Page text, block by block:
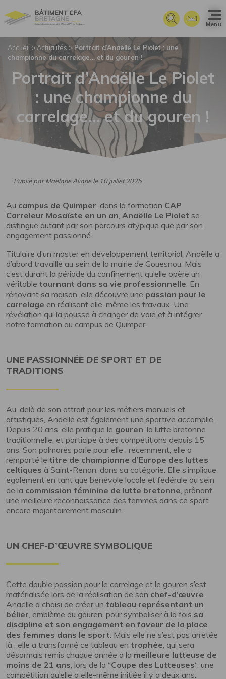
Menu
Accueil >Actualités> Portrait d’Anaëlle Le Piolet : une
championne du carrelage… et du gouren !
Portrait d’Anaëlle Le Piolet
: une championne du
carrelage… et du gouren !
Publié par Maëlane Aliane le 10 juillet 2025
Au campus de Quimper, dans la formation CAP
Carreleur Mosaïste en un an, Anaëlle Le Piolet se
distingue autant par son parcours atypique que par son
engagement passionné.
Titulaire d’un master en développement territorial, Anaëlle a
d’abord travaillé au sein de la mairie de Gouesnou. Mais
c’est durant la période du confinement qu’elle opère un
véritable tournant dans sa vie professionnelle. En
rénovant sa maison, elle découvre une passion pour le
carrelage en réalisant elle-même les travaux. Une
révélation qui la pousse à changer de voie et à intégrer
notre formation au campus de Quimper.
UNE PASSIONNÉE DE SPORT ET DE
TRADITIONS
Au-delà de son attrait pour les métiers manuels et
artistiques, Anaëlle est également une sportive accomplie.
Depuis 20 ans, elle pratique le gouren, la lutte bretonne
traditionnelle, et participe à des compétitions depuis 15
ans. Son palmarès parle pour elle : récemment, elle a
remporté le titre de championne d’Europe des luttes
celtiques à Saint-Renan, dans sa catégorie. Elle s’implique
également en tant que bénévole locale et fédérale au sein
de la commission féminine de lutte bretonne, prônant
une meilleure reconnaissance des femmes dans ce sport
encore majoritairement masculin.
UN CHEF-D’ŒUVRE SYMBOLIQUE
Cette double passion pour le carrelage et le gouren s’est
matérialisée lors de la réalisation de son chef-d’œuvre.
Anaëlle a choisi de créer un tableau représentant un
bélier, emblème du gouren, pour symboliser à la fois sa
discipline et son engagement en faveur de la place
des femmes dans le sport. Mais elle ne s’est pas arrêtée
là : elle a transformé ce tableau en trophée, qui sera
désormais remis chaque année à la meilleure lutteuse de
moins de 21 ans, lors de la “Coupe des Lutteuses“, une
compétition qu’elle a elle-même initiée il y a deux ans.